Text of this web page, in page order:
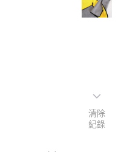
清除
紀錄